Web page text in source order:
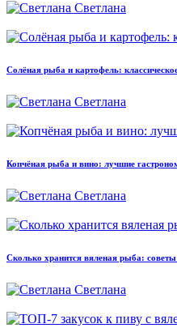
Светлана
Солёная рыба и картофель:
Светлана
Копчёная рыба и вино: лучшие
Светлана
Сколько хранится вяленая рыба: советы
Светлана